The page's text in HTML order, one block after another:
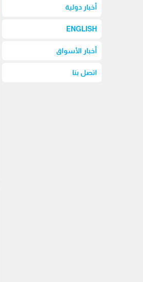
أخبار دولية
ENGLISH
أخبار الأسواق
اتصل بنا